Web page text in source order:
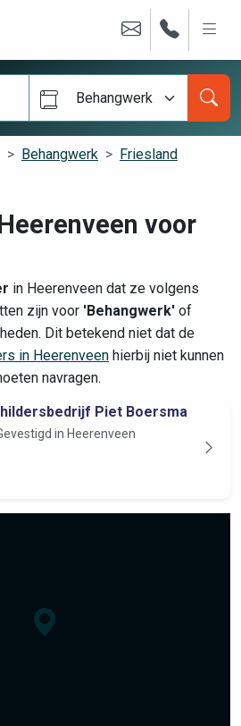
Behangwerk
Behangwerk
Friesland
voor
in Heerenveen dat ze volgens
zijn voor 'Behangwerk' of
Dit betekend niet dat de
in Heerenveen hierbij niet kunnen
navragen.
Piet Boersma
in Heerenveen